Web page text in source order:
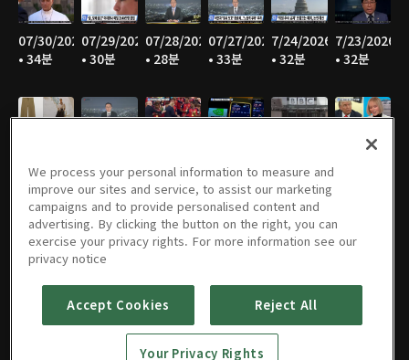
07/30/2026
• 34분
07/29/2026
• 30분
07/28/2026
• 28분
07/27/2026
• 33분
7/24/2026
• 32분
7/23/2026
• 32분
• 30분
• 30분
7/15/2026
07/14/2026
• 34분
07/13/2026
• 33분
07/09/202607/08/202607/07/202607/06/2026
07/01/202606/30/202606/29/2026
We process your personal information to measure and
improve our sites and service, to assist our marketing
campaigns and to provide personalised content and
advertising. By clicking the button on the right, you can
exercise your privacy rights. For more information see our
privacy notice
Accept Cookies Reject All
Your Privacy Rights